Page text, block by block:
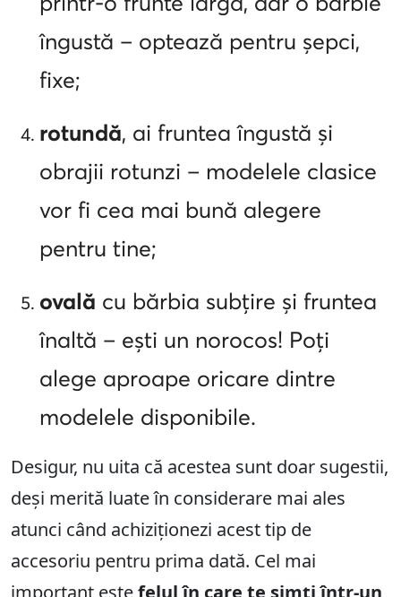
îngustă – optează pentru șepci,
fixe;
rotundă, ai fruntea îngustă și
obrajii rotunzi – modelele clasice
vor fi cea mai bună alegere
pentru tine;
ovală cu bărbia subțire și fruntea
înaltă – ești un norocos! Poți
alege aproape oricare dintre
modelele disponibile.
Desigur, nu uita că acestea sunt doar sugestii,
deși merită luate în considerare mai ales
atunci când achiziționezi acest tip de
accesoriu pentru prima dată. Cel mai
important estefelul în care te simți într-un